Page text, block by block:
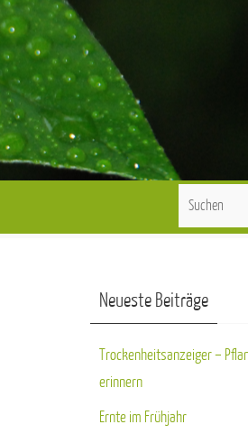
Neueste Beiträge
Trockenheitsanzeiger –
erinnern
Ernte im Frühjahr